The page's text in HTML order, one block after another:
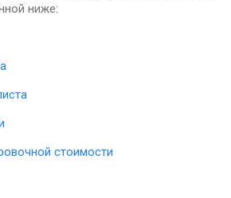
ниже:
стоимости